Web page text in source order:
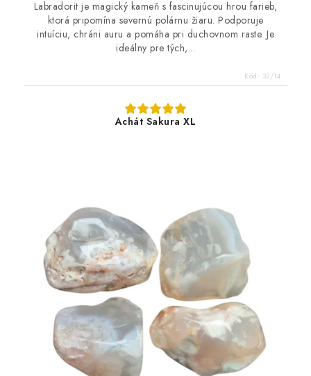
Labradorit je magický kameň s fascinujúcou hrou farieb,
ktorá pripomína severnú polárnu žiaru. Podporuje
intuíciu, chráni auru a pomáha pri duchovnom raste. Je
ideálny pre tých,...
Kód: 32/14
Achát Sakura XL